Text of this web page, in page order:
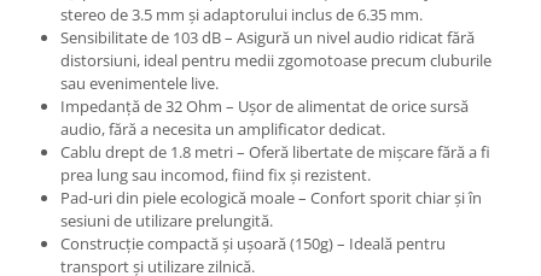
Recordere portabile
Sintetizatoare
Standuri si stative de monitoare
Subwoofere de studio
Tratament acustic
Lumini si efecte
Accesorii pentru lumini
Bare Led
stereo de 3.5 mm și adaptorului inclus de 6.35 mm.
Sensibilitate de 103 dB – Asigură un nivel audio ridicat fără
distorsiuni, ideal pentru medii zgomotoase precum cluburile
sau evenimentele live.
Impedanță de 32 Ohm – Ușor de alimentat de orice sursă
audio, fără a necesita un amplificator dedicat.
Cablu drept de 1.8 metri – Oferă libertate de mișcare fără a fi
prea lung sau incomod, fiind fix și rezistent.
Pad-uri din piele ecologică moale – Confort sporit chiar și în
sesiuni de utilizare prelungită.
Construcție compactă și ușoară (150g) – Ideală pentru
transport și utilizare zilnică.